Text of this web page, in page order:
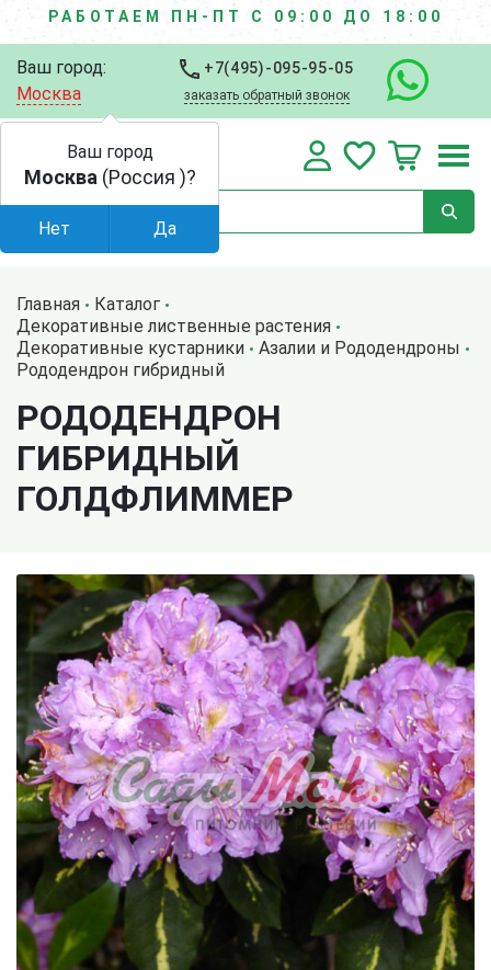
РАБОТАЕМ ПН-ПТ С 09:00 ДО 18:00
Ваш город:
Москва
+7(495)-095-95-05
заказать обратный звонок
Главная
Каталог
Декоративные лиственные растения
Декоративные кустарники
Азалии и Рододендроны
Рододендрон гибридный
РОДОДЕНДРОН
ГИБРИДНЫЙ
ГОЛДФЛИММЕР
Ваш город
Москва (Россия )?
Нет Да